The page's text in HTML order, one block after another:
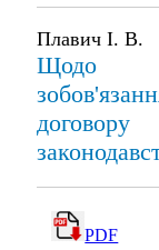
Плавич І. В.
Щодо
PDF